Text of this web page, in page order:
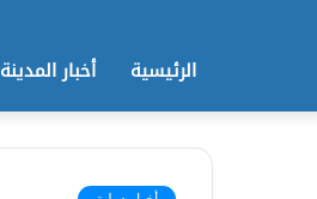
الرئيسية أخبار المدينة